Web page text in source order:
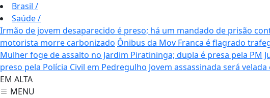
Brasil /
Saúde/
Irmão de jovem desaparecido é preso; há um mandado de prisão
motorista morre carbonizado Ônibus da Mov Franca é flagrado
Mulher foge de assalto no Jardim Piratininga; dupla é presa pela PM
preso pela Polícia Civil em Pedregulho Jovem assassinada será
EM ALTA
MENU